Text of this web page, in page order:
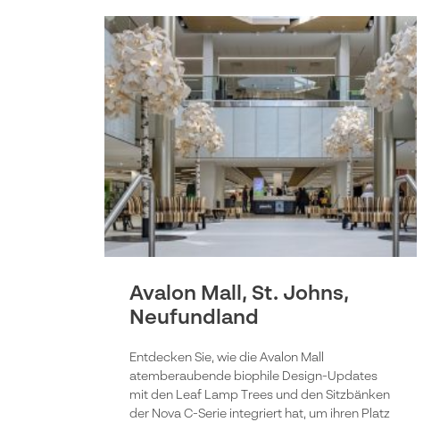
Avalon Mall, St. Johns,
Neufundland
Entdecken Sie, wie die Avalon Mall
atemberaubende biophile Design-Updates
mit den Leaf Lamp Trees und den Sitzbänken
der Nova C-Serie integriert hat, um ihren Platz